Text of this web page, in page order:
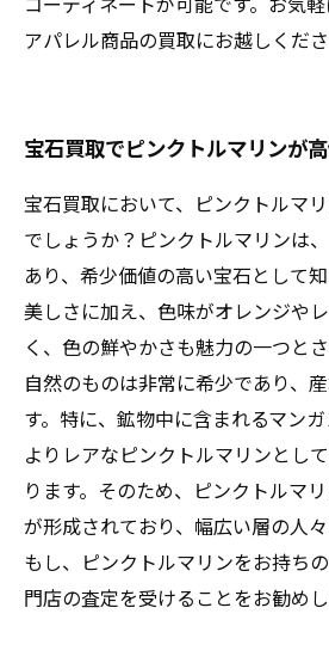
アパレル商品の買取にお越しくださ
宝石買取でピンクトルマリンが
宝石買取において、ピンクトルマ
でしょうか？ピンクトルマリンは
あり、希少価値の高い宝石として
美しさに加え、色味がオレンジや
く、色の鮮やかさも魅力の一つと
自然のものは非常に希少であり、
す。特に、鉱物中に含まれるマンガ
よりレアなピンクトルマリンとし
ります。そのため、ピンクトルマ
が形成されており、幅広い層の人々
もし、ピンクトルマリンをお持ち
門店の査定を受けることをお勧めし